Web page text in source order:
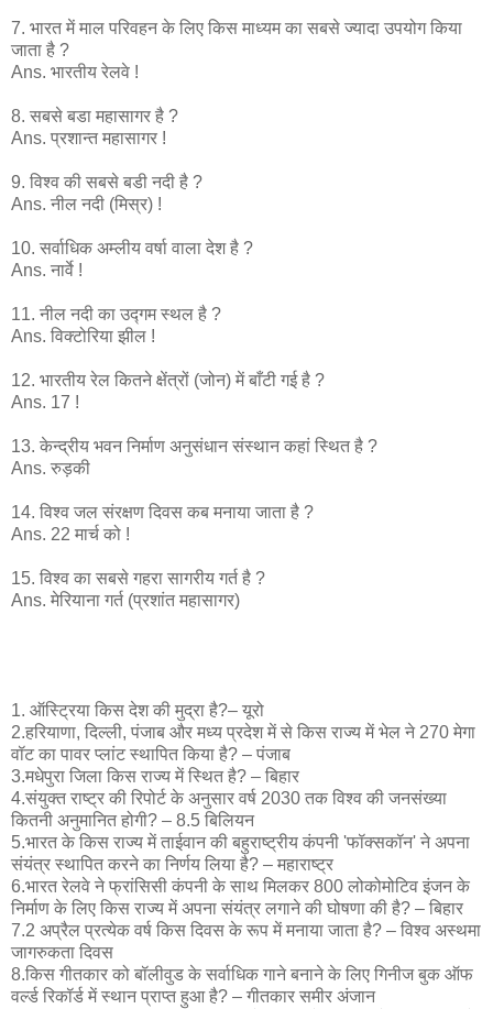
7. भारत में माल परिवहन के लिए किस माध्यम का सबसे ज्यादा उपयोग किया
जाता है ?
Ans. भारतीय रेलवे !
8. सबसे बडा महासागर है ?
Ans. प्रशान्त महासागर !
9. विश्व की सबसे बडी नदी है ?
Ans. नील नदी (मिस्र) !
10. सर्वाधिक अम्लीय वर्षा वाला देश है ?
Ans. नार्वे !
11. नील नदी का उद्गम स्थल है ?
Ans. विक्टोरिया झील !
12. भारतीय रेल कितने क्षेंत्रों (जोन) में बाँटी गई है ?
Ans. 17 !
13. केन्द्रीय भवन निर्माण अनुसंधान संस्थान कहां स्थित है ?
Ans. रुड़की
14. विश्व जल संरक्षण दिवस कब मनाया जाता है ?
Ans. 22 मार्च को !
15. विश्व का सबसे गहरा सागरीय गर्त है ?
Ans. मेरियाना गर्त (प्रशांत महासागर)
1. ऑस्ट्रिया किस देश की मुद्रा है?– यूरो
2.हरियाणा, दिल्ली, पंजाब और मध्य प्रदेश में से किस राज्य में भेल ने 270 मेगा
वॉट का पावर प्लांट स्थापित किया है? – पंजाब
3.मधेपुरा जिला किस राज्य में स्थित है? – बिहार
4.संयुक्त राष्ट्र की रिपोर्ट के अनुसार वर्ष 2030 तक विश्व की जनसंख्या ​
कितनी अनुमानित होगी? – 8.5 बिलियन
5.भारत के किस राज्य में ताईवान की बहुराष्ट्रीय कंपनी 'फॉक्सकॉन' ने अपना
संयंत्र स्थापित करने का निर्णय लिया है? – महाराष्ट्र
6.भारत रेलवे ने फ्रांसिसी कंपनी के साथ मिलकर 800 लोकोमोटिव इंजन के
निर्माण के लिए किस राज्य में अपना संयंत्र लगाने की घोषणा की है? – बिहार
7.2 अप्रैल प्रत्येक वर्ष किस दिवस के रूप में मनाया जाता है? – विश्व अस्थमा
जागरुकता दिवस
8.किस गीतकार को बॉलीवुड के सर्वाधिक गाने बनाने के लिए गिनीज बुक ऑफ
वर्ल्ड रिकॉर्ड में स्थान प्राप्त हुआ है? – गीतकार समीर अंजान